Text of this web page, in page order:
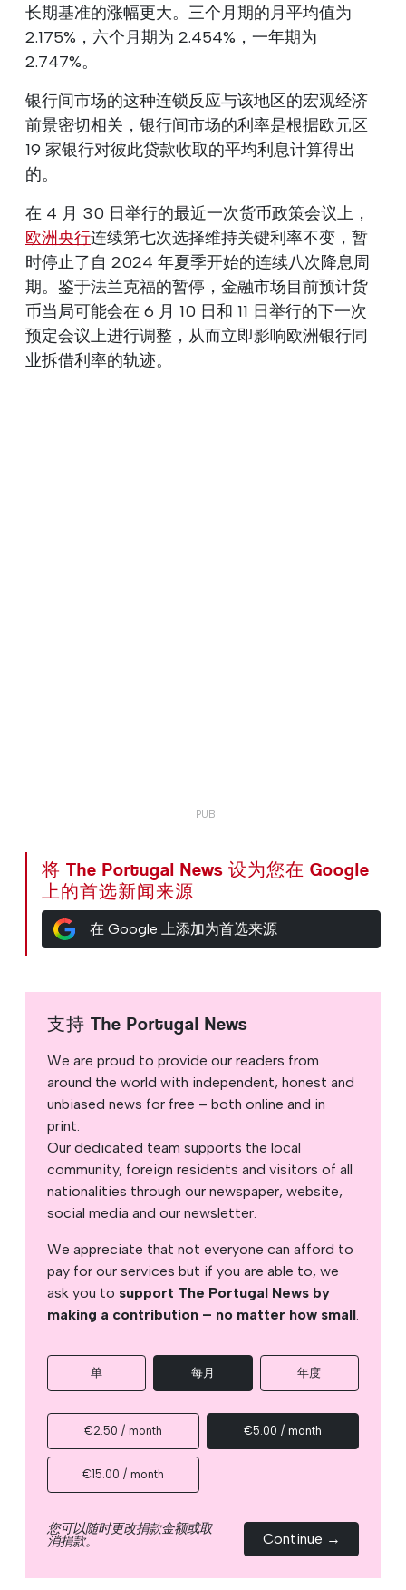
长期基准的涨幅更大。三个月期的月平均值为
2.175%，六个月期为 2.454%，一年期为
2.747%。
银行间市场的这种连锁反应与该地区的宏观经济
前景密切相关，银行间市场的利率是根据欧元区
19 家银行对彼此贷款收取的平均利息计算得出
的。
在 4 月 30 日举行的最近一次货币政策会议上，
欧洲央行连续第七次选择维持关键利率不变，暂
时停止了自 2024 年夏季开始的连续八次降息周
期。鉴于法兰克福的暂停，金融市场目前预计货
币当局可能会在 6 月 10 日和 11 日举行的下一次
预定会议上进行调整，从而立即影响欧洲银行同
业拆借利率的轨迹。
将 The Portugal News 设为您在 Google
上的首选新闻来源
在 Google 上添加为首选来源
支持 The Portugal News
We are proud to provide our readers from
around the world with independent, honest and
unbiased news for free – both online and in
print.
Our dedicated team supports the local
community, foreign residents and visitors of all
nationalities through our newspaper, website,
social media and our newsletter.
We appreciate that not everyone can afford to
pay for our services but if you are able to, we
ask you to support The Portugal News by
making a contribution – no matter how small.
单 每月 年度
€2.50 / month €5.00 / month
€15.00 / month
您可以随时更改捐款金额或取
消捐款。 Continue →